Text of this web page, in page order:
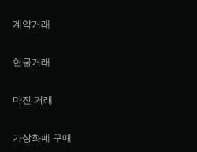
계약거래
현물거래
마진 거래
가상화폐 구매